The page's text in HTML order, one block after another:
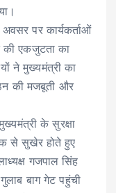
अवसर पर कार्यकर्ताओं
की एकजुटता का
ने मुख्यमंत्री का
की मजबूती और
के सुरक्षा
से सुखेर होते हुए
गजपाल सिंह
गुलाब बाग गेट पहुंची